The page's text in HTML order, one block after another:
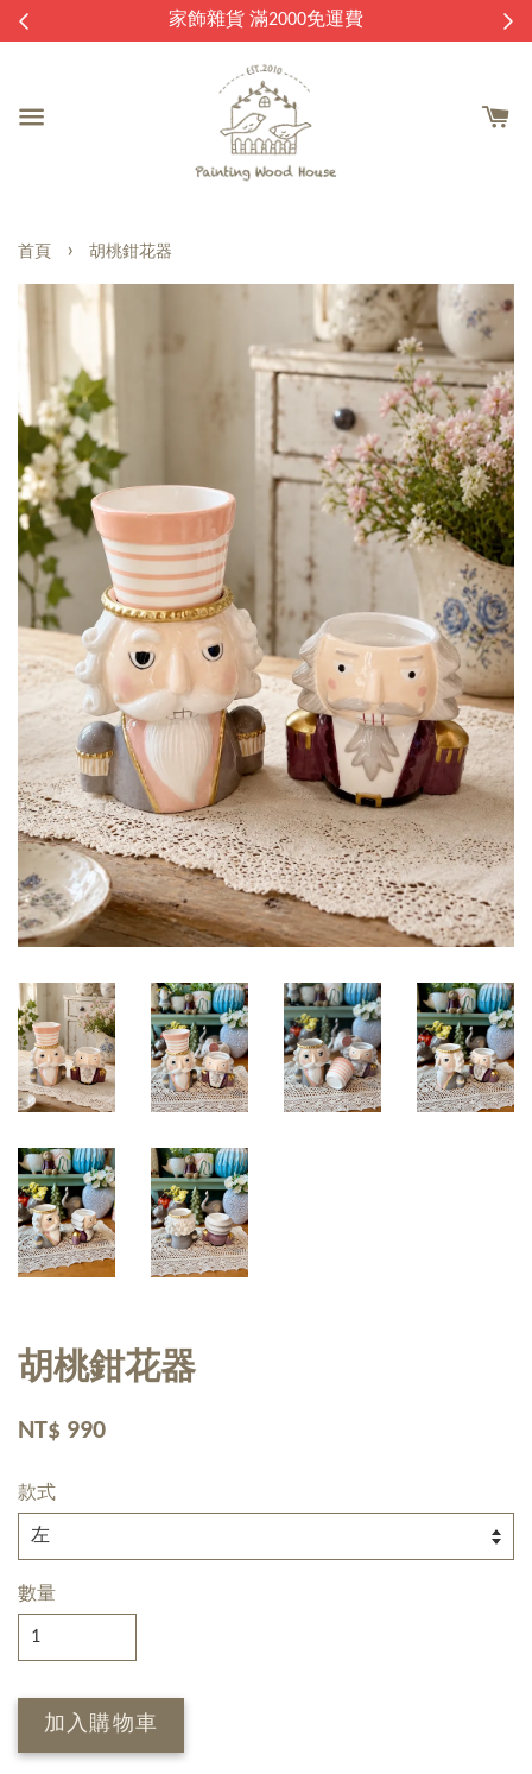
家飾雜貨 滿2000免運費
首頁 › 胡桃鉗花器
胡桃鉗花器
NT$ 990
款式
數量
加入購物車